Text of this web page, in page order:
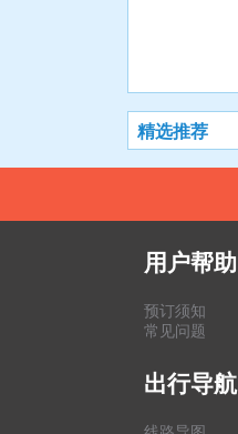
精选推荐
用户帮助
预订须知
常见问题
出行导航